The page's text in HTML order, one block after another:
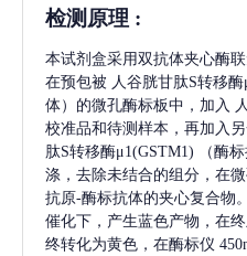
检测原理 :
本试剂盒采用双抗体夹心酶
在预包被 人谷胱甘肽S转移
体）的微孔酶标板中，加入
校准品和待测样本，再加入
肽S转移酶μ1(GSTM1)
（酶
涤，去除未结合的组分，在
抗原-酶标抗体的夹心复合物
催化下，产生蓝色产物，在
终转化为黄色，在酶标仪